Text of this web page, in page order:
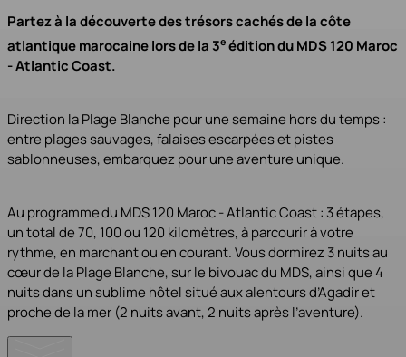
Partez à la découverte des trésors cachés de la côte
atlantique marocaine lors de la 3e édition du MDS 120 Maroc
- Atlantic Coast.
Direction la Plage Blanche pour une semaine hors du temps :
entre plages sauvages, falaises escarpées et pistes
sablonneuses, embarquez pour une aventure unique.
Au programme du MDS 120 Maroc - Atlantic Coast : 3 étapes,
un total de 70, 100 ou 120 kilomètres, à parcourir à votre
rythme, en marchant ou en courant. Vous dormirez 3 nuits au
cœur de la Plage Blanche, sur le bivouac du MDS, ainsi que 4
nuits dans un sublime hôtel situé aux alentours d’Agadir et
proche de la mer (2 nuits avant, 2 nuits après l’aventure).